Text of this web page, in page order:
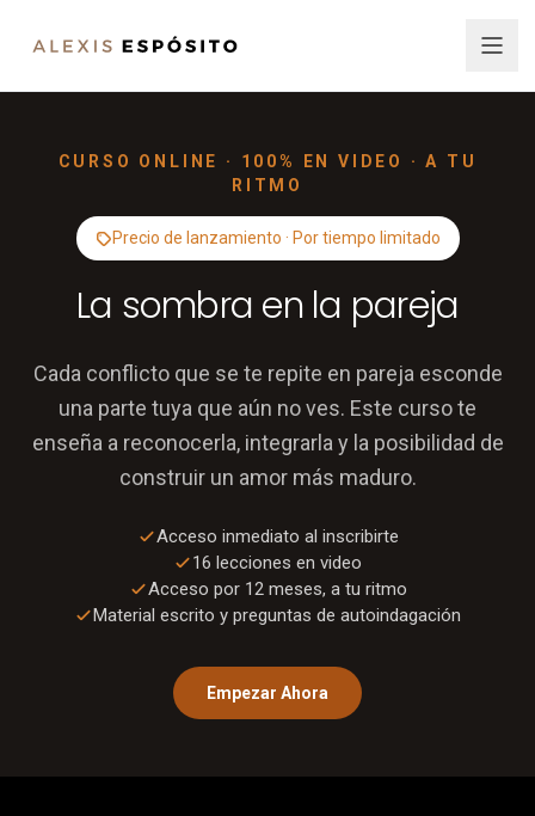
CURSO ONLINE · 100% EN VIDEO · A TU
RITMO
Precio de lanzamiento · Por tiempo limitado
La sombra en la pareja
Cada conflicto que se te repite en pareja esconde
una parte tuya que aún no ves. Este curso te
enseña a reconocerla, integrarla y la posibilidad de
construir un amor más maduro.
Acceso inmediato al inscribirte
16 lecciones en video
Acceso por 12 meses, a tu ritmo
Material escrito y preguntas de autoindagación
Empezar Ahora